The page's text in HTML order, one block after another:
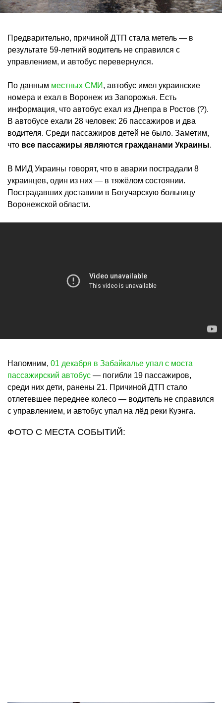
Предварительно, причиной ДТП стала метель — в
результате 59-летний водитель не справился с
управлением, и автобус перевернулся.
По данным местных СМИ , автобус имел украинские
номера и ехал в Воронеж из Запорожья. Есть
информация, что автобус ехал из Днепра в Ростов (?).
В автобусе ехали 28 человек: 26 пассажиров и два
водителя. Среди пассажиров детей не было. Заметим,
что все пассажиры являются гражданами Украины.
В МИД Украины говорят, что в аварии пострадали 8
украинцев, один из них — в тяжёлом состоянии.
Пострадавших доставили в Богучарскую больницу
Воронежской области.
Напомним, 01 декабря в Забайкалье упал с моста
пассажирский автобус — погибли 19 пассажиров,
среди них дети, ранены 21. Причиной ДТП стало
отлетевшее переднее колесо — водитель не справился
с управлением, и автобус упал на лёд реки Куэнга.
ФОТО С МЕСТА СОБЫТИЙ: